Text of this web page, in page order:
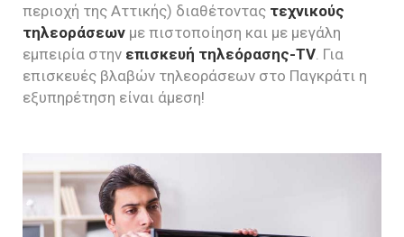
περιοχή της Αττικής) διαθέτοντας τεχνικούς
τηλεοράσεων με πιστοποίηση και με μεγάλη
εμπειρία στην επισκευή τηλεόρασης-TV . Για
επισκευές βλαβών τηλεοράσεων στο Παγκράτι η
εξυπηρέτηση είναι άμεση!